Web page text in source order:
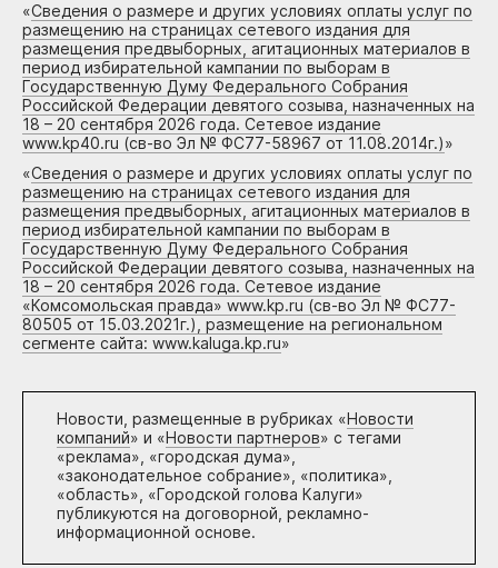
«Сведения о размере и других условиях оплаты услуг по
размещению на страницах сетевого издания для
размещения предвыборных, агитационных материалов в
период избирательной кампании по выборам в
Государственную Думу Федерального Собрания
Российской Федерации девятого созыва, назначенных на
18 – 20 сентября 2026 года. Сетевое издание
www.kp40.ru (св-во Эл № ФС77-58967 от 11.08.2014г.)»
«Сведения о размере и других условиях оплаты услуг по
размещению на страницах сетевого издания для
размещения предвыборных, агитационных материалов в
период избирательной кампании по выборам в
Государственную Думу Федерального Собрания
Российской Федерации девятого созыва, назначенных на
18 – 20 сентября 2026 года. Сетевое издание
«Комсомольская правда» www.kp.ru (св-во Эл № ФС77-
80505 от 15.03.2021г.), размещение на региональном
сегменте сайта: www.kaluga.kp.ru»
Новости, размещенные в рубриках «Новости
компаний» и «Новости партнеров» с тегами
«реклама», «городская дума»,
«законодательное собрание», «политика»,
«область», «Городской голова Калуги»
публикуются на договорной, рекламно-
информационной основе.